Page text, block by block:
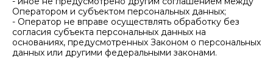
Оператором и субъектом персональных данных;
- Оператор не вправе осуществлять обработку без
согласия субъекта персональных данных на
основаниях, предусмотренных Законом о персональных
данных или другими федеральными законами.